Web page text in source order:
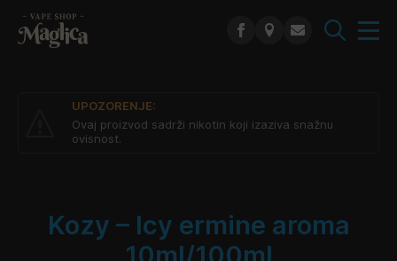
UPOZORENJE:
Ovaj proizvod sadrži nikotin koji izaziva snažnu
ovisnost.
Kozy – Icy ermine aroma